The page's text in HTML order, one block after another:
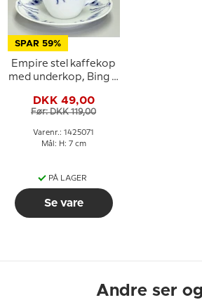
SPAR 59%
Empire stel kaffekop
med underkop, Bing &
eller 071
DKK 49,00
Før: DKK 119,00
Varenr.: 1425071
Mål: H: 7 cm
PÅ LAGER
Se vare
Andre ser